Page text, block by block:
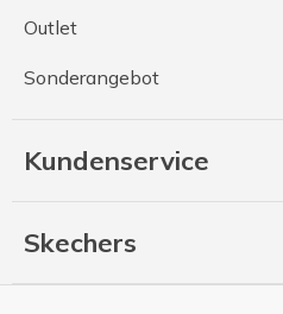
Outlet
Sonderangebot
Kundenservice
Skechers